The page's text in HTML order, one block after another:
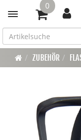
Toggle navigation
0
ZUBEHÖR